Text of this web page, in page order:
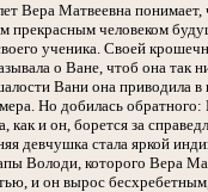
Вера Матвеевна
прекрасным человеком
ученика. Своей
о Ване, чтоб она так
Вани она приводила в
Но добилась обратного:
как и он, борется за
девчушка стала яркой
Володи, которого Вера
и он вырос